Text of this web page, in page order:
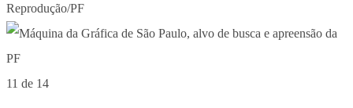
Reprodução/PF
11 de 14